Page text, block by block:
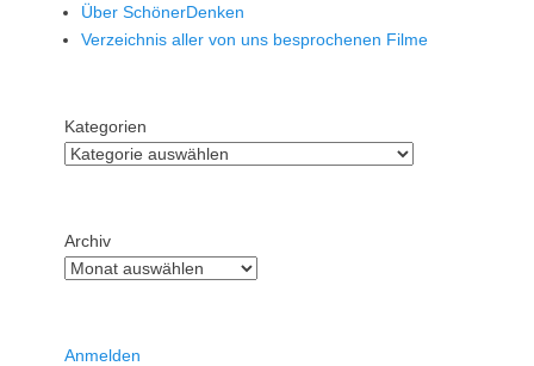
Über SchönerDenken
Verzeichnis aller von uns besprochenen Filme
Kategorien
Archiv
Anmelden